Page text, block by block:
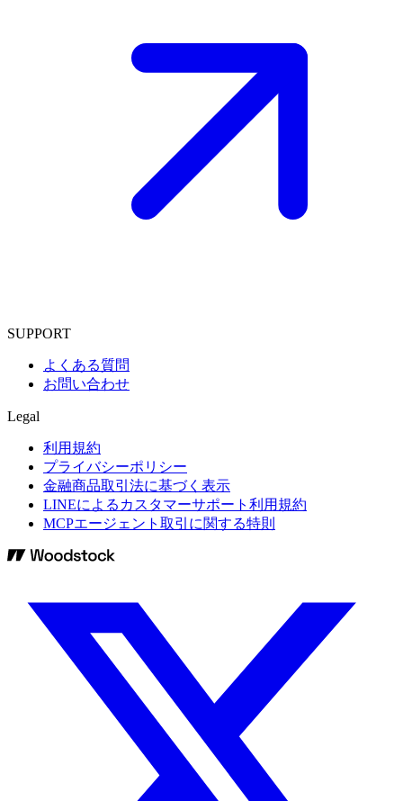
SUPPORT
よくある質問
お問い合わせ
Legal
利用規約
プライバシーポリシー
金融商品取引法に基づく表示
LINEによるカスタマーサポート利用規約
MCPエージェント取引に関する特則